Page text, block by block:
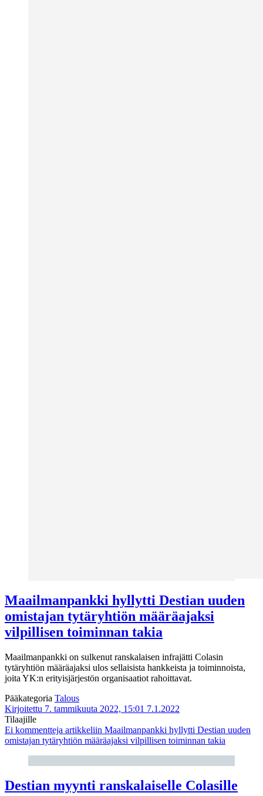
Maailmanpankki hyllytti Destian uuden
omistajan tytäryhtiön määräajaksi
vilpillisen toiminnan takia
Maailmanpankki on sulkenut ranskalaisen infrajätti Colasin
tytäryhtiön määräajaksi ulos sellaisista hankkeista ja toiminnoista,
joita YK:n erityisjärjestön organisaatiot rahoittavat.
Pääkategoria Talous
Kirjoitettu 7. tammikuuta 2022, 15:01 7.1.2022
Tilaajille
Ei kommentteja artikkeliin Maailmanpankki hyllytti Destian uuden
omistajan tytäryhtiön määräajaksi vilpillisen toiminnan takia
Destian myynti ranskalaiselle Colasille